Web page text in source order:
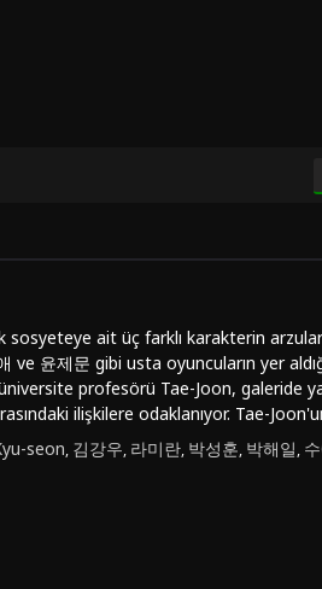
ait üç farklı karakterin
윤제문 gibi usta oyuncuların yer
profesörü Tae-Joon, galeride
ilişkilere odaklanıyor. Tae-
Soo-Yeon ve Ji-Ho arasındaki
karakterlerin içsel çatışmalarına
seon, 김강우, 라미란, 박성훈, 박해일,